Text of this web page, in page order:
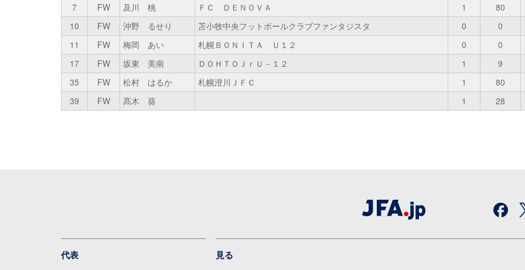
7
FW 及川 桃 ＦＣ ＤＥＮＯＶＡ 1 80
10
FW 沖野 るせり 苫小牧中央フットボールクラブファンタジスタ 0 0
11
FW 梅岡 あい 札幌ＢＯＮＩＴＡ Ｕ１２ 0 0
17
FW 坂東 美南 ＤＯＨＴＯＪｒＵ－１２ 1 9
35
FW 松村 はるか 札幌澄川ＪＦＣ 1 80
39
FW 髙木 葵 1 28
代表 見る